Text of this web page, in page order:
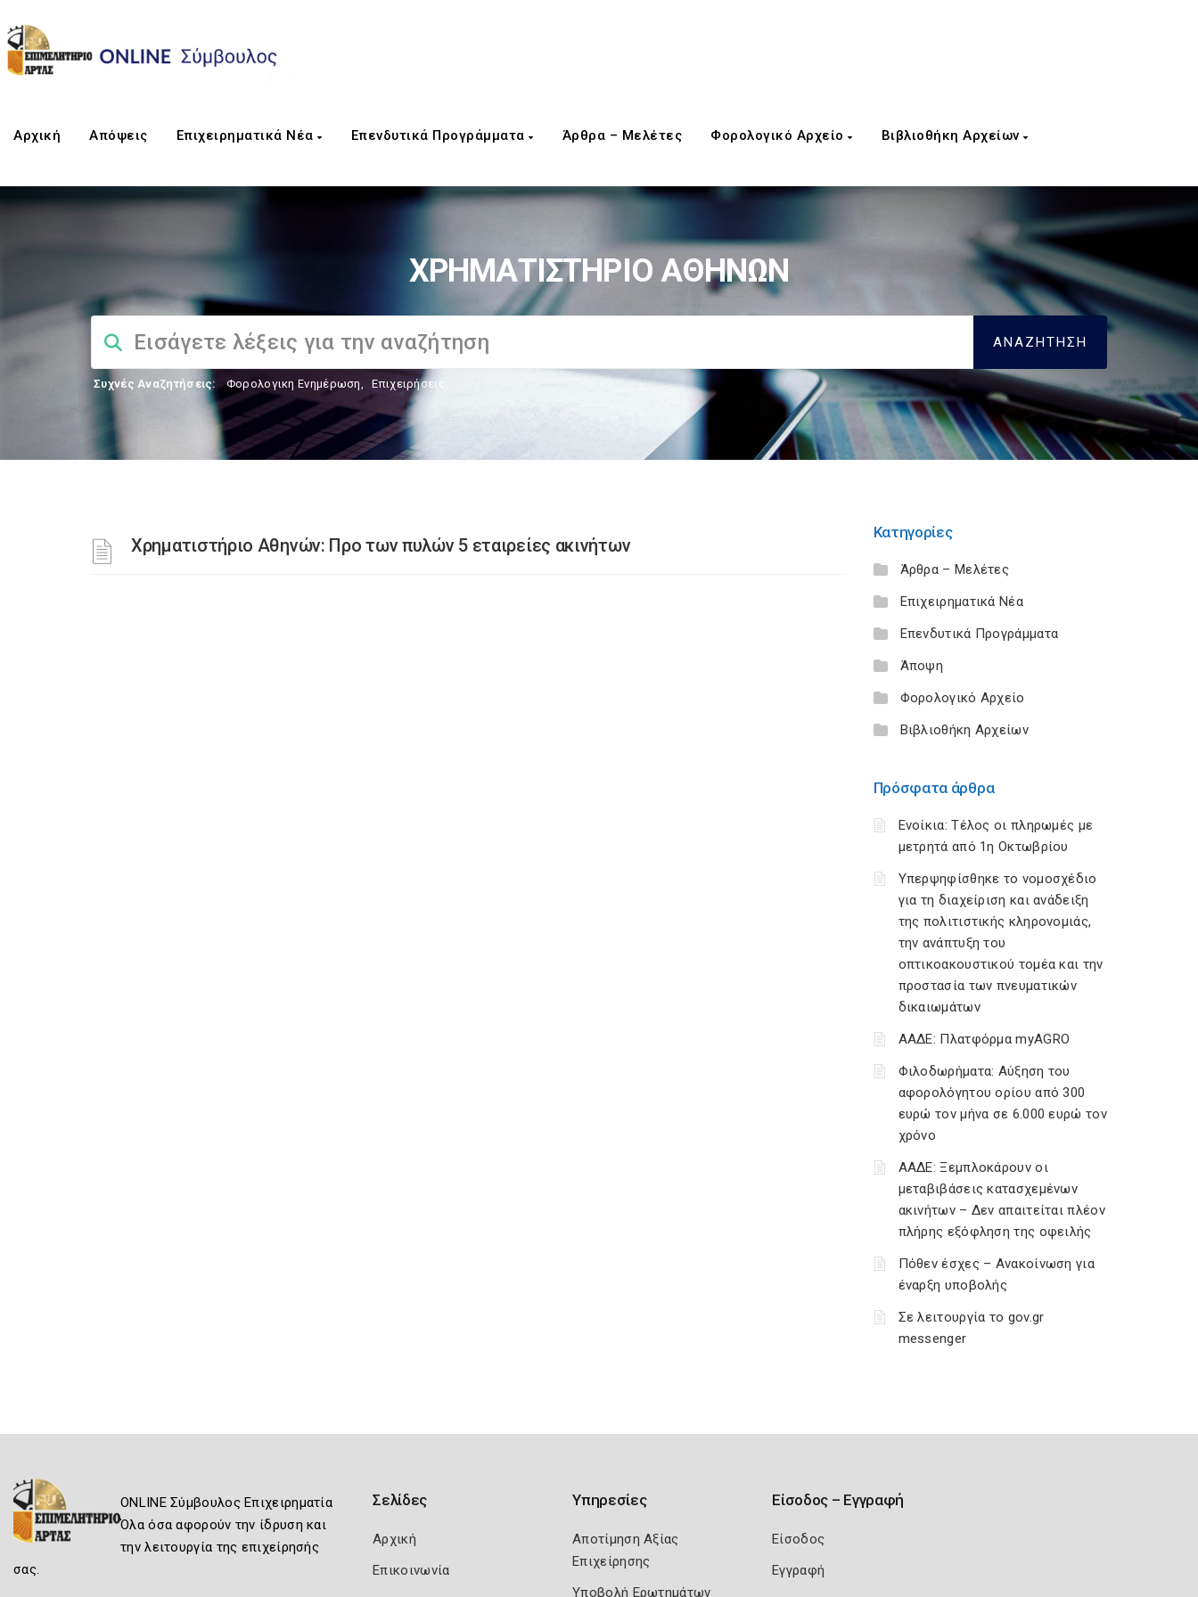
Αρχική Απόψεις Επιχειρηματικά Νέα Επενδυτικά Προγράμματα Άρθρα – Μελέτες Φορολογικό Αρχείο Βιβλιοθήκη Αρχείων
ΧΡΗΜΑΤΙΣΤΗΡΙΟ ΑΘΗΝΩΝ
Συχνές Αναζητήσεις: Φορολογικη Ενημέρωση, Επιχειρήσεις
Χρηματιστήριο Αθηνών: Προ των πυλών 5 εταιρείες ακινήτων
Κατηγορίες
Άρθρα – Μελέτες
Επιχειρηματικά Νέα
Επενδυτικά Προγράμματα
Άποψη
Φορολογικό Αρχείο
Βιβλιοθήκη Αρχείων
Πρόσφατα άρθρα
Ενοίκια: Τέλος οι πληρωμές με
μετρητά από 1η Οκτωβρίου
Υπερψηφίσθηκε το νομοσχέδιο
για τη διαχείριση και ανάδειξη
της πολιτιστικής κληρονομιάς,
την ανάπτυξη του
οπτικοακουστικού τομέα και την
προστασία των πνευματικών
δικαιωμάτων
ΑΑΔΕ: Πλατφόρμα myAGRO
Φιλοδωρήματα: Αύξηση του
αφορολόγητου ορίου από 300
ευρώ τον μήνα σε 6.000 ευρώ τον
χρόνο
ΑΑΔΕ: Ξεμπλοκάρουν οι
μεταβιβάσεις κατασχεμένων
ακινήτων – Δεν απαιτείται πλέον
πλήρης εξόφληση της οφειλής
Πόθεν έσχες – Ανακοίνωση για
έναρξη υποβολής
Σε λειτουργία το gov.gr
messenger
ONLINE Σύμβουλος Επιχειρηματία
Όλα όσα αφορούν την ίδρυση και
την λειτουργία της επιχείρησής
σας.
Σελίδες
Αρχική
Επικοινωνία
Υπηρεσίες
Αποτίμηση Αξίας
Επιχείρησης
Υποβολή Ερωτημάτων
Είσοδος – Εγγραφή
Είσοδος
Εγγραφή